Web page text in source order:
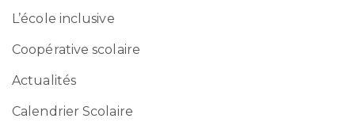
L’école inclusive
Coopérative scolaire
Actualités
Calendrier Scolaire